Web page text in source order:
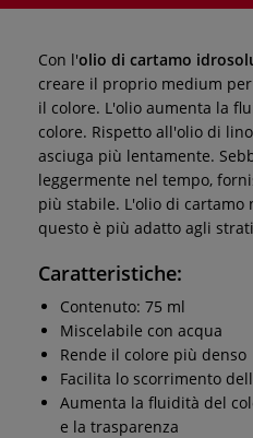
Con l'olio di cartamo
creare il proprio medium
il colore. L'olio aumenta la
colore. Rispetto all'olio di
asciuga più lentamente.
leggermente nel tempo,
più stabile. L'olio di cartamo
questo è più adatto agli
Caratteristiche:
Contenuto: 75 ml
Miscelabile con acqua
Rende il colore più denso
Facilita lo scorrimento
Aumenta la fluidità del
e la trasparenza